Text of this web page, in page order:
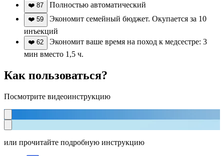
❤️ 87 Полностью автоматический
❤️ 59
Экономит семейный бюджет. Окупается за 10
инъекций
❤️ 62
Экономит ваше время на поход к медсестре: 3
мин вместо 1,5 ч.
Как пользоваться?
Посмотрите видеоинструкцию
или прочитайте подробную инструкцию